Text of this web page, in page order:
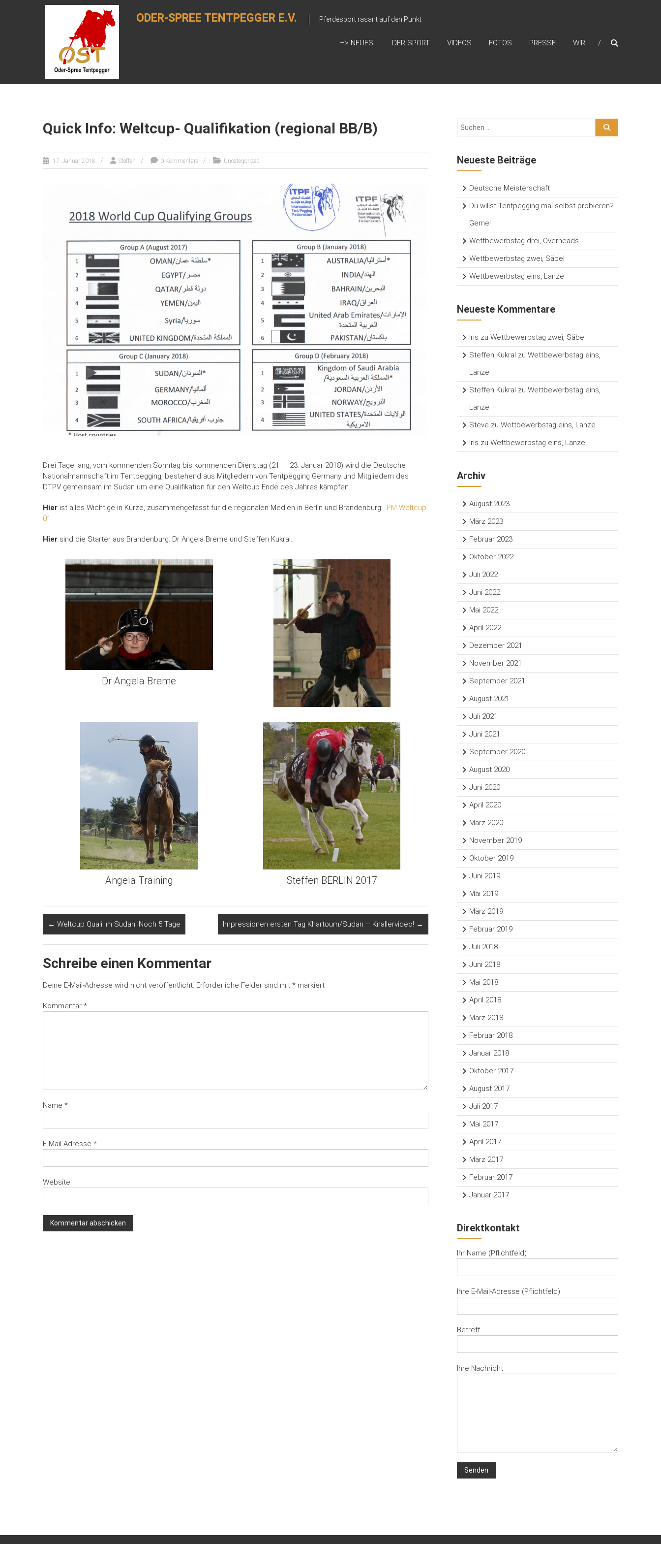
ODER-SPREE TENTPEGGER E.V. Pferdesport rasant auf den Punkt
–> NEUES! DER SPORT VIDEOS FOTOS PRESSE WIR
Quick Info: Weltcup- Qualifikation (regional BB/B)
17. Januar 2018 Steffen 0 Kommentare Uncategorized
Drei Tage lang, vom kommenden Sonntag bis kommenden Dienstag (21. – 23. Januar 2018) wird die Deutsche
Nationalmannschaft im Tentpegging, bestehend aus Mitgliedern von Tentpegging Germany und Mitgliedern des
DTPV gemeinsam im Sudan um eine Qualifikation für den Weltcup Ende des Jahres kämpfen.
Hier ist alles Wichtige in Kürze, zusammengefasst für die regionalen Medien in Berlin und Brandenburg: PM Weltcup
01
Hier sind die Starter aus Brandenburg: Dr Angela Breme und Steffen Kukral.
Dr Angela Breme
Angela Training Steffen BERLIN 2017
← Weltcup Quali im Sudan: Noch 5 Tage Impressionen ersten Tag Khartoum/Sudan – Knallervideo! →
Schreibe einen Kommentar
Deine E-Mail-Adresse wird nicht veröffentlicht. Erforderliche Felder sind mit * markiert
Kommentar *
Name *
E-Mail-Adresse *
Website
Neueste Beiträge
Deutsche Meisterschaft
Du willst Tentpegging mal selbst probieren?
Gerne!
Wettbewerbstag drei, Overheads
Wettbewerbstag zwei, Säbel
Wettbewerbstag eins, Lanze
Neueste Kommentare
Iris zuWettbewerbstag zwei, Säbel
Steffen Kukral zuWettbewerbstag eins,
Lanze
Steffen Kukral zuWettbewerbstag eins,
Lanze
Steve zuWettbewerbstag eins, Lanze
Iris zuWettbewerbstag eins, Lanze
Archiv
August 2023
März 2023
Februar 2023
Oktober 2022
Juli 2022
Juni 2022
Mai 2022
April 2022
Dezember 2021
November 2021
September 2021
August 2021
Juli 2021
Juni 2021
September 2020
August 2020
Juni 2020
April 2020
März 2020
November 2019
Oktober 2019
Juni 2019
Mai 2019
März 2019
Februar 2019
Juli 2018
Juni 2018
Mai 2018
April 2018
März 2018
Februar 2018
Januar 2018
Oktober 2017
August 2017
Juli 2017
Mai 2017
April 2017
März 2017
Februar 2017
Januar 2017
Direktkontakt
Ihr Name (Pflichtfeld)
Ihre E-Mail-Adresse (Pflichtfeld)
Betreff
Ihre Nachricht